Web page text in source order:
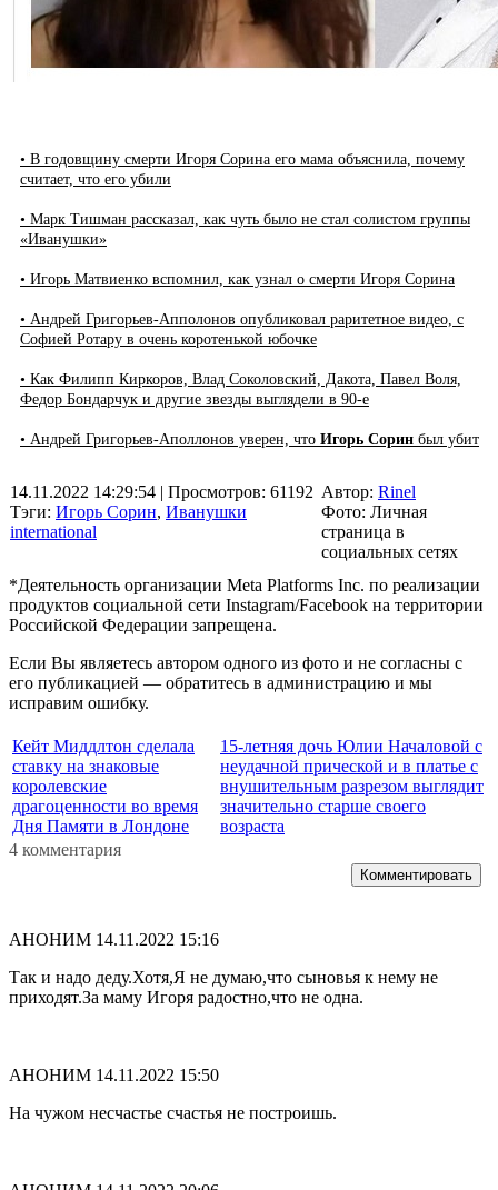
• В годовщину смерти Игоря Сорина его мама объяснила, почему
считает, что его убили
• Марк Тишман рассказал, как чуть было не стал солистом группы
«Иванушки»
• Игорь Матвиенко вспомнил, как узнал о смерти Игоря Сорина
• Андрей Григорьев-Апполонов опубликовал раритетное видео, с
Софией Ротару в очень коротенькой юбочке
• Как Филипп Киркоров, Влад Соколовский, Дакота, Павел Воля,
Федор Бондарчук и другие звезды выглядели в 90-е
• Андрей Григорьев-Аполлонов уверен, что Игорь Сорин был убит
14.11.2022 14:29:54 | Просмотров: 61192
Тэги: Игорь Сорин, Иванушки
international
Автор: Rinel
Фото: Личная
страница в
социальных сетях
*Деятельность организации Meta Platforms Inc. по реализации
продуктов социальной сети Instagram/Facebook на территории
Российской Федерации запрещена.
Если Вы являетесь автором одного из фото и не согласны с
его публикацией — обратитесь в администрацию и мы
исправим ошибку.
Кейт Миддлтон сделала
ставку на знаковые
королевские
драгоценности во время
Дня Памяти в Лондоне
15-летняя дочь Юлии Началовой с
неудачной прической и в платье с
внушительным разрезом выглядит
значительно старше своего
возраста
4 комментария
Комментировать
АНОНИМ 14.11.2022 15:16
Так и надо деду.Хотя,Я не думаю,что сыновья к нему не
приходят.За маму Игоря радостно,что не одна.
АНОНИМ 14.11.2022 15:50
На чужом несчастье счастья не построишь.